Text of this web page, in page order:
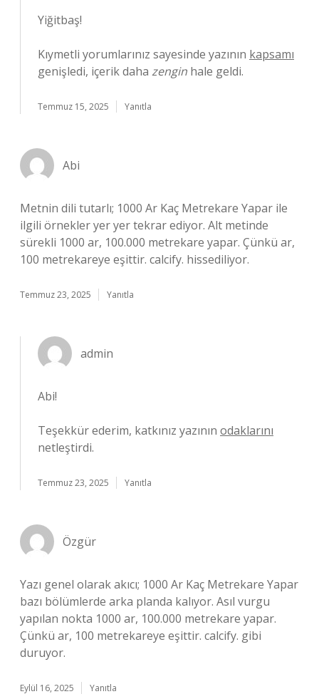
Yiğitbaş!
Kıymetli yorumlarınız sayesinde yazının kapsamı
genişledi, içerik daha zengin hale geldi.
Temmuz 15, 2025 Yanıtla
Abi
Metnin dili tutarlı; 1000 Ar Kaç Metrekare Yapar ile
ilgili örnekler yer yer tekrar ediyor. Alt metinde
sürekli 1000 ar, 100.000 metrekare yapar. Çünkü ar,
100 metrekareye eşittir. calcify. hissediliyor.
Temmuz 23, 2025 Yanıtla
admin
Abi!
Teşekkür ederim, katkınız yazının odaklarını
netleştirdi.
Temmuz 23, 2025 Yanıtla
Özgür
Yazı genel olarak akıcı; 1000 Ar Kaç Metrekare Yapar
bazı bölümlerde arka planda kalıyor. Asıl vurgu
yapılan nokta 1000 ar, 100.000 metrekare yapar.
Çünkü ar, 100 metrekareye eşittir. calcify. gibi
duruyor.
Eylül 16, 2025 Yanıtla